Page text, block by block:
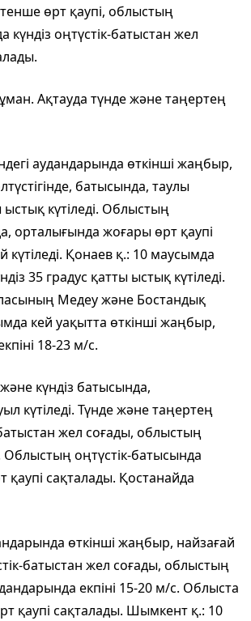
өрт қаупі, облыстың
оңтүстік-батыстан жел
Ақтауда түнде және таңертең
аудандарында өткінші жаңбыр,
батысында, таулы
ыстық күтіледі. Облыстың
орталығында жоғары өрт қаупі
Қонаев қ.: 10 маусымда
35 градус қатты ыстық күтіледі.
Медеу және Бостандық
кей уақытта өткінші жаңбыр,
18-23 м/с.
күндіз батысында,
күтіледі. Түнде және таңертең
жел соғады, облыстың
Облыстың оңтүстік-батысында
қаупі сақталады. Қостанайда
өткінші жаңбыр, найзағай
батыстан жел соғады, облыстың
екпіні 15-20 м/с. Облыста
қаупі сақталады. Шымкент қ.: 10